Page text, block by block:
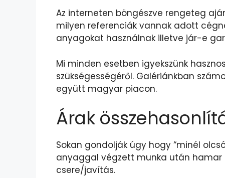
Az interneten böngészve rengeteg
milyen referenciák vannak adott
anyagokat használnak illetve jár-e
Mi minden esetben igyekszünk
szükségességéről. Galériánkban
együtt magyar piacon.
Árak
Sokan gondolják úgy hogy “minél
anyaggal végzett munka után hamar
csere/javítás.